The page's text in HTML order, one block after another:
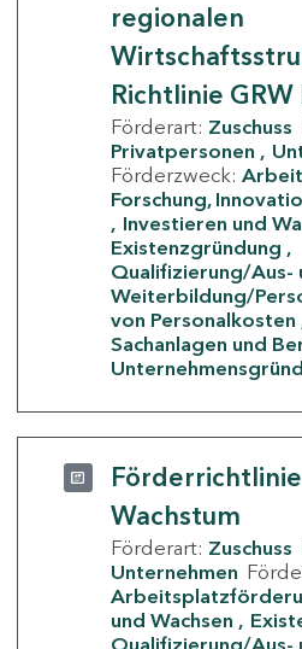
regionalen
Richtlinie GRW
Förderart: Zuschuss
Privatpersonen
Förderzweck:
Forschung,
Investieren und
Existenzgründung
Qualifizierung/Aus-
Weiterbildung/
von Personalkosten
Sachanlagen und
Wachstum
Förderart: Zuschuss
Unternehmen
und Wachsen